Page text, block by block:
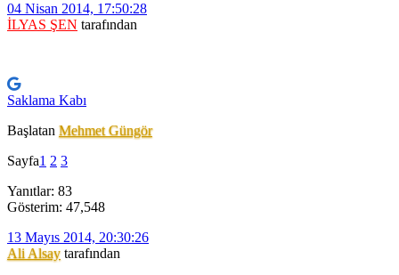
04 Nisan 2014, 17:50:28
İLYAS ŞEN tarafından
Saklama Kabı
Başlatan Mehmet Güngör
Sayfa1 2 3
Yanıtlar: 83
Gösterim: 47,548
13 Mayıs 2014, 20:30:26
Ali Alsay tarafından